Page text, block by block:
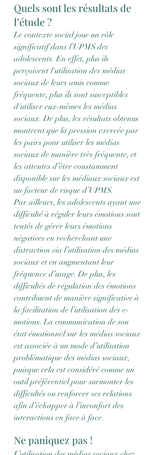
Quels sont les résultats de
l’étude ?
Le contexte social joue un rôle
significatif dans l’UPMS des
adolescents. En effet, plus ils
perçoivent l'utilisation des médias
sociaux de leurs amis comme
fréquente, plus ils sont susceptibles
d'utiliser eux-mêmes les médias
sociaux. De plus, les résultats obtenus
montrent que la pression exercée par
les pairs pour utiliser les médias
sociaux de manière très fréquente, et
les attentes d’être constamment
disponible sur les médiaux sociaux est
un facteur de risque d’UPMS.
Par ailleurs, les adolescents ayant une
difficulté à réguler leurs émotions sont
tentés de gérer leurs émotions
négatives en recherchant une
distraction via l’utilisation des médias
sociaux et en augmentant leur
fréquence d’usage. De plus, les
difficultés de régulation des émotions
contribuent de manière significative à
la facilitation de l’utilisation des e-
motions. La communication de son
état émotionnel sur les médias sociaux
est associée à un mode d’utilisation
problématique des médias sociaux,
puisque cela est considéré comme un
outil préférentiel pour surmonter les
difficultés ou renforcer ses relations
afin d’échapper à l’inconfort des
interactions en face à face.
Ne paniquez pas !